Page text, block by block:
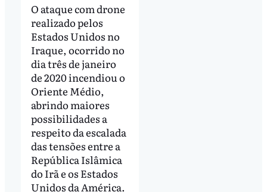
O ataque com drone
realizado pelos
Estados Unidos no
Iraque, ocorrido no
dia três de janeiro
de 2020 incendiou o
Oriente Médio,
abrindo maiores
possibilidades a
respeito da escalada
das tensões entre a
República Islâmica
do Irã e os Estados
Unidos da América.